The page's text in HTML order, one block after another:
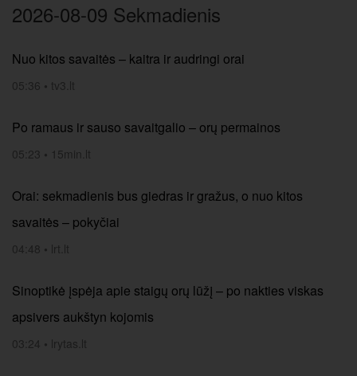
2026-08-09 Sekmadienis
Nuo kitos savaitės – kaitra ir audringi orai
05:36 • tv3.lt
Po ramaus ir sauso savaitgalio – orų permainos
05:23 • 15min.lt
Orai: sekmadienis bus giedras ir gražus, o nuo kitos
savaitės – pokyčiai
04:48 • lrt.lt
Sinoptikė įspėja apie staigų orų lūžį – po nakties viskas
apsivers aukštyn kojomis
03:24 • lrytas.lt